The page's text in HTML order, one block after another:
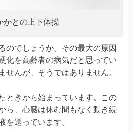
かとの上下体操
のでしょうか。その最大の原因
化を高齢者の病気だと思ってい
せんが、そうではありません。
ときから始まっています。この
ら、心臓は休む間もなく動き続
を送っています。